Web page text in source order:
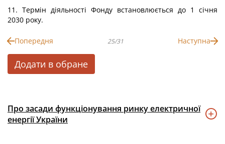
11. Термін діяльності Фонду встановлюється до 1 січня
2030 року.
Попередня 25/31 Наступна
Додати в обране
Про засади функціонування ринку електричної
енергії України